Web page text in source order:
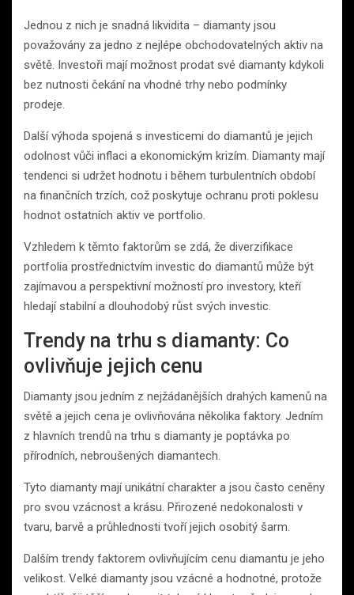
Jednou z nich je snadná likvidita – diamanty jsou
považovány za jedno z nejlépe obchodovatelných aktiv na
světě. Investoři mají možnost prodat své diamanty kdykoli
bez nutnosti čekání na vhodné trhy nebo podmínky
prodeje.
Další výhoda spojená s investicemi do diamantů je jejich
odolnost vůči inflaci a ekonomickým krizím. Diamanty mají
tendenci si udržet hodnotu i během turbulentních období
na finančních trzích, což poskytuje ochranu proti poklesu
hodnot ostatních aktiv ve portfolio.
Vzhledem k těmto faktorům se zdá, že diverzifikace
portfolia prostřednictvím investic do diamantů může být
zajímavou a perspektivní možností pro investory, kteří
hledají stabilní a dlouhodobý růst svých investic.
Trendy na trhu s diamanty: Co
ovlivňuje jejich cenu
Diamanty jsou jedním z nejžádanějších drahých kamenů na
světě a jejich cena je ovlivňována několika faktory. Jedním
z hlavních trendů na trhu s diamanty je poptávka po
přírodních, nebroušených diamantech.
Tyto diamanty mají unikátní charakter a jsou často ceněny
pro svou vzácnost a krásu. Přirozené nedokonalosti v
tvaru, barvě a průhlednosti tvoří jejich osobitý šarm.
Dalším trendy faktorem ovlivňujícím cenu diamantu je jeho
velikost. Velké diamanty jsou vzácné a hodnotné, protože